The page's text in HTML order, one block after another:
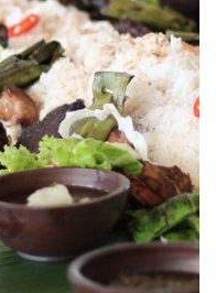
Ongkos